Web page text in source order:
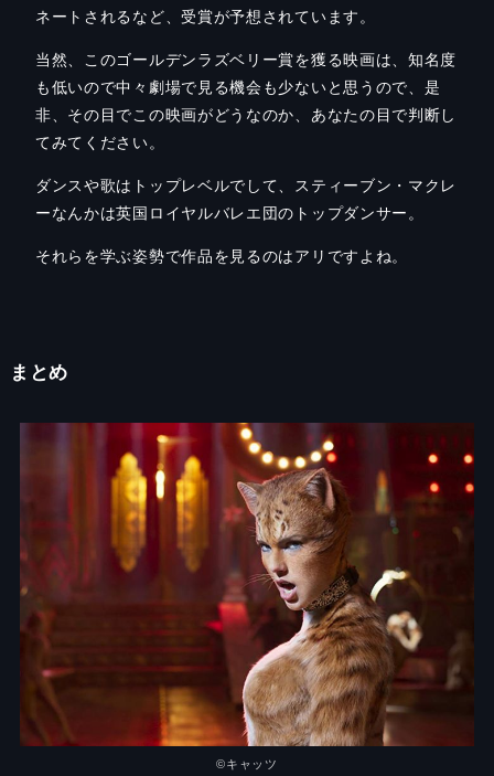
ネートされるなど、受賞が予想されています。
当然、このゴールデンラズベリー賞を獲る映画は、知名度
も低いので中々劇場で見る機会も少ないと思うので、是
非、その目でこの映画がどうなのか、あなたの目で判断し
てみてください。
ダンスや歌はトップレベルでして、スティーブン・マクレ
ーなんかは英国ロイヤルバレエ団のトップダンサー。
それらを学ぶ姿勢で作品を見るのはアリですよね。
まとめ
©︎キャッツ